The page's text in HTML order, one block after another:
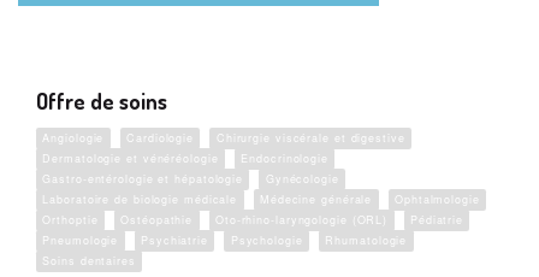
Offre de soins
Angiologie Cardiologie
Chirurgie viscérale et digestive
Dermatologie et vénéréologie
Endocrinologie
Gastro-entérologie et hépatologie
Gynécologie
Laboratoire de biologie médicale
Médecine générale
Ophtalmologie
Orthoptie
Ostéopathie Oto-rhino-laryngologie (ORL)
Pédiatrie
Pneumologie
Psychiatrie Psychologie
Rhumatologie
Soins dentaires